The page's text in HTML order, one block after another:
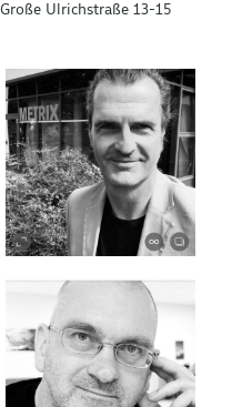
Ulrichstraße 13-15